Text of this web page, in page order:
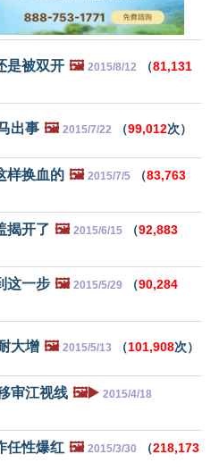
是被双开 🖼️ 2015/8/12 （81,131
出事 🖼️ 2015/7/22 （99,012次）
样换血的 🖼️ 2015/7/5 （83,763
揭开了 🖼️ 2015/6/15 （92,883
这一步 🖼️ 2015/5/29 （90,284
大增 🖼️ 2015/5/13 （101,908次）
审江视线 🖼️▶️ 2015/4/18
任性爆红 🖼️ 2015/3/30 （218,173